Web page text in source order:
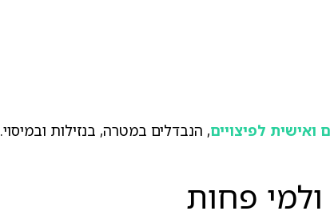
ואישית לפיצויים, הנבדלים במטרה, בנזילות ובמיסוי.
פחות